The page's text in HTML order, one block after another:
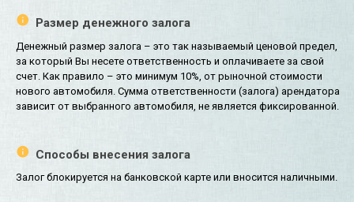
Размер денежного залога
Денежный размер залога – это так называемый ценовой предел,
за который Вы несете ответственность и оплачиваете за свой
счет. Как правило – это минимум 10%, от рыночной стоимости
нового автомобиля. Сумма ответственности (залога) арендатора
зависит от выбранного автомобиля, не является фиксированной.
Способы внесения залога
Залог блокируется на банковской карте или вносится наличными.